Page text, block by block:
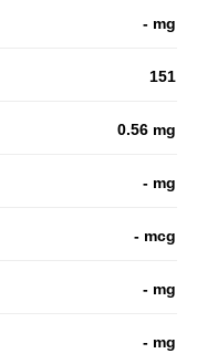
- mg
151
0.56 mg
- mg
- mcg
- mg
- mg